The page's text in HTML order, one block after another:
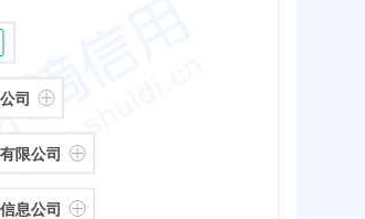
司
限公司
息公司